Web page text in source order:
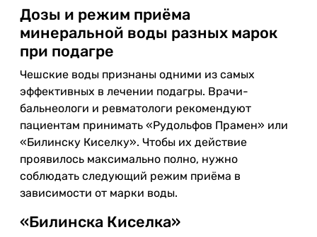
Дозы и режим приёма
минеральной воды разных марок
при подагре
Чешские воды признаны одними из самых
эффективных в лечении подагры. Врачи-
бальнеологи и ревматологи рекомендуют
пациентам принимать «Рудольфов Прамен» или
«Билинску Киселку». Чтобы их действие
проявилось максимально полно, нужно
соблюдать следующий режим приёма в
зависимости от марки воды.
«Билинска Киселка»